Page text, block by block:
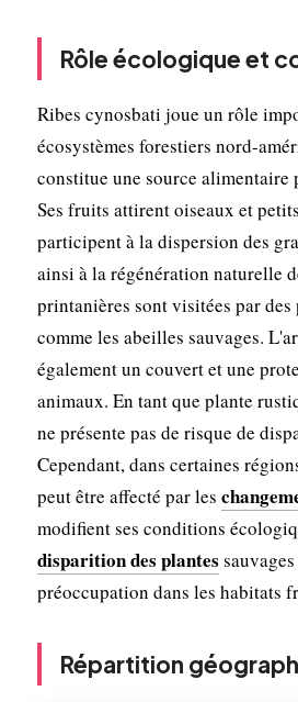
Rôle écologique et
Ribes cynosbati joue un rôle
écosystèmes forestiers nord-
constitue une source alimentaire
Ses fruits attirent oiseaux et
participent à la dispersion des
ainsi à la régénération naturelle
printanières sont visitées par
comme les abeilles sauvages.
également un couvert et une
animaux. En tant que plante
ne présente pas de risque de
Cependant, dans certaines
peut être affecté par les
modifient ses conditions
disparition des plantes
préoccupation dans les habitats
Répartition